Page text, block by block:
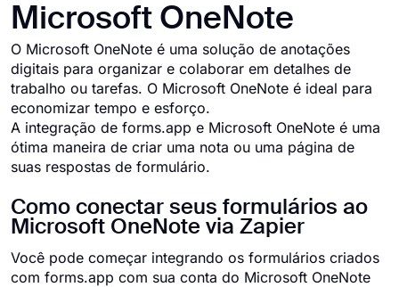
Microsoft OneNote
O Microsoft OneNote é uma solução de anotações
digitais para organizar e colaborar em detalhes de
trabalho ou tarefas. O Microsoft OneNote é ideal para
economizar tempo e esforço.
A integração de forms.app e Microsoft OneNote é uma
ótima maneira de criar uma nota ou uma página de
suas respostas de formulário.
Como conectar seus formulários ao
Microsoft OneNote via Zapier
Você pode começar integrando os formulários criados
com forms.app com sua conta do Microsoft OneNote